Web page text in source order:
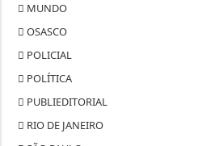
MUNDO
OSASCO
POLICIAL
POLÍTICA
PUBLIEDITORIAL
RIO DE JANEIRO